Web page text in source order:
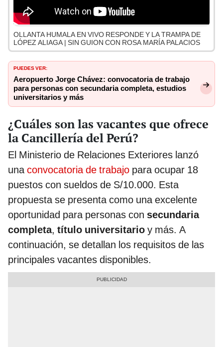
OLLANTA HUMALA EN VIVO RESPONDE Y LA TRAMPA DE
LÓPEZ ALIAGA | SIN GUION CON ROSA MARÍA PALACIOS
PUEDES VER:
Aeropuerto Jorge Chávez: convocatoria de trabajo
para personas con secundaria completa, estudios
universitarios y más
¿Cuáles son las vacantes que ofrece
la Cancillería del Perú?
El Ministerio de Relaciones Exteriores lanzó
unaconvocatoria de trabajo para ocupar 18
puestos con sueldos de S/10.000. Esta
propuesta se presenta como una excelente
oportunidad para personas con secundaria
completa, título universitario y más. A
continuación, se detallan los requisitos de las
principales vacantes disponibles.